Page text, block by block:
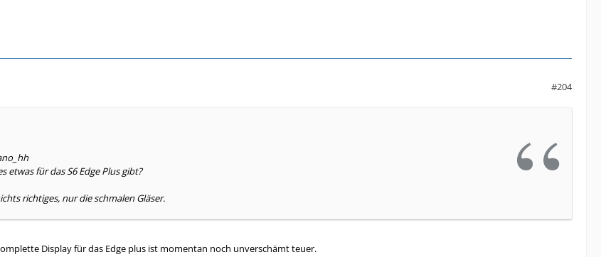
#204
etwas für das S6 Edge Plus gibt?
richtiges, nur die schmalen Gläser.
Display für das Edge plus ist momentan noch unverschämt teuer.